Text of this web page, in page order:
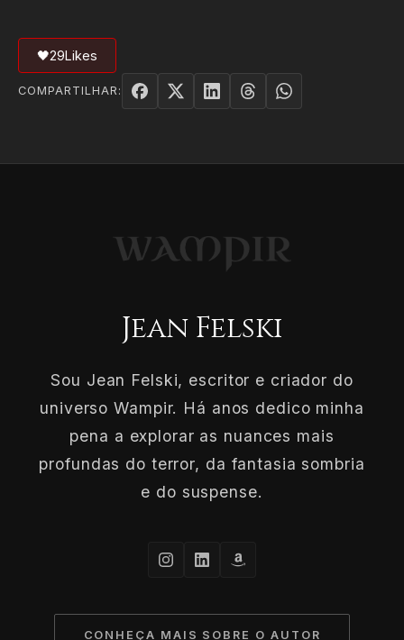
🖤29Likes
COMPARTILHAR:
Jean Felski
Sou Jean Felski, escritor e criador do
universo Wampir. Há anos dedico minha
pena a explorar as nuances mais
profundas do terror, da fantasia sombria
e do suspense.
CONHEÇA MAIS SOBRE O AUTOR